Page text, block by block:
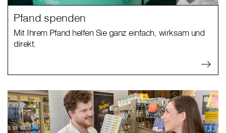
Pfand spenden
Mit Ihrem Pfand helfen Sie ganz einfach, wirksam und
direkt.